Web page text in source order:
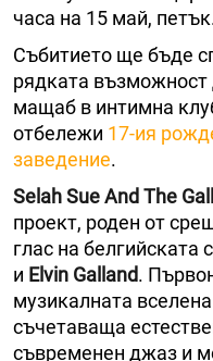
часа на 15 май,
Събитието ще бъде
рядката възможност
мащаб в интимна
отбележи 17-ия
заведение.
Selah Sue And The
проект, роден от
глас на белгийската
и Elvin Galland.
музикалната
съчетаваща
съвременен джаз и